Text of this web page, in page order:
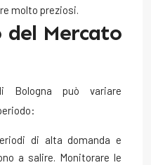
molto preziosi.
del Mercato
Bologna può variare
di alta domanda e
a salire. Monitorare le